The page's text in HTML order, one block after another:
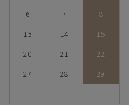
6 7
8
13 14
15
20 21
22
27 28
29